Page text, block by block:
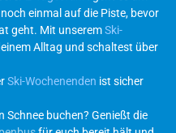
einmal auf die Piste, bevor
geht. Mit unseremSki-
Alltag und schaltest über
Ski-Wochenenden ist sicher
Schnee buchen? Genießt die